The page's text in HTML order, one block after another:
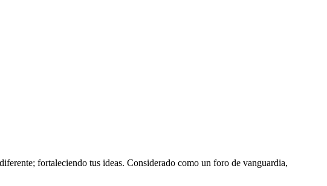
fortaleciendo tus ideas. Considerado como un foro de vanguardia,